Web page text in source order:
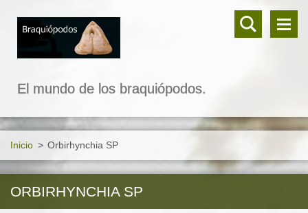
El mundo de los braquiópodos.
Inicio > Orbirhynchia SP
ORBIRHYNCHIA SP